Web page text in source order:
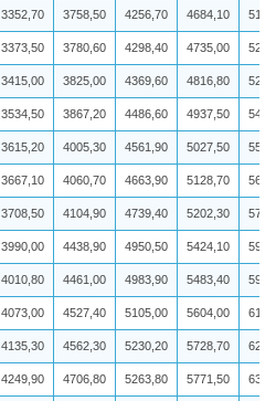
3352,70 3758,50 4256,70 4684,10
3373,50 3780,60 4298,40 4735,00
3415,00 3825,00 4369,60 4816,80
3534,50 3867,20 4486,60 4937,50
3615,20 4005,30 4561,90 5027,50
3667,10 4060,70 4663,90 5128,70
3708,50 4104,90 4739,40 5202,30
3990,00 4438,90 4950,50 5424,10
4010,80 4461,00 4983,90 5483,40
4073,00 4527,40 5105,00 5604,00
4135,30 4562,30 5230,20 5728,70
4249,90 4706,80 5263,80 5771,50